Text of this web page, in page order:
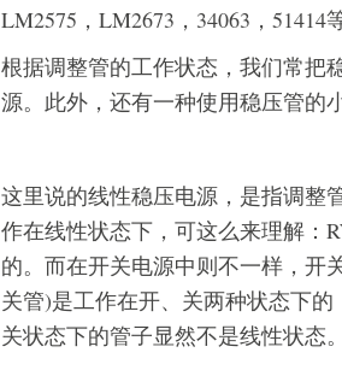
LM2575，LM2673，34063，51414
根据调整管的工作状态，我们常把
源。此外，还有一种使用稳压管的
这里说的线性稳压电源，是指调整
作在线性状态下，可这么来理解：
的。而在开关电源中则不一样，开
关管)是工作在开、关两种状态下
关状态下的管子显然不是线性状态